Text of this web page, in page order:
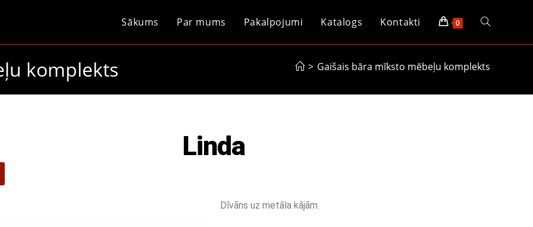
Sākums Par mums Pakalpojumi Katalogs Kontakti 0
komplekts > Gaišais bāra mīksto mēbeļu komplekts
Linda
Dīvāns uz metāla kājām.